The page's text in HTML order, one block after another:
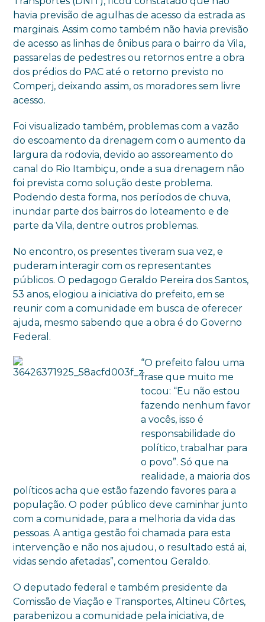
havia previsão de agulhas de acesso da estrada as
marginais. Assim como também não havia previsão
de acesso as linhas de ônibus para o bairro da Vila,
passarelas de pedestres ou retornos entre a obra
dos prédios do PAC até o retorno previsto no
Comperj, deixando assim, os moradores sem livre
acesso.
Foi visualizado também, problemas com a vazão
do escoamento da drenagem com o aumento da
largura da rodovia, devido ao assoreamento do
canal do Rio Itambiçu, onde a sua drenagem não
foi prevista como solução deste problema.
Podendo desta forma, nos períodos de chuva,
inundar parte dos bairros do loteamento e de
parte da Vila, dentre outros problemas.
No encontro, os presentes tiveram sua vez, e
puderam interagir com os representantes
públicos. O pedagogo Geraldo Pereira dos Santos,
53 anos, elogiou a iniciativa do prefeito, em se
reunir com a comunidade em busca de oferecer
ajuda, mesmo sabendo que a obra é do Governo
Federal.
“O prefeito falou uma
frase que muito me
tocou: “Eu não estou
fazendo nenhum favor
a vocês, isso é
responsabilidade do
político, trabalhar para
o povo”. Só que na
realidade, a maioria dos
políticos acha que estão fazendo favores para a
população. O poder público deve caminhar junto
com a comunidade, para a melhoria da vida das
pessoas. A antiga gestão foi chamada para esta
intervenção e não nos ajudou, o resultado está ai,
vidas sendo afetadas”, comentou Geraldo.
O deputado federal e também presidente da
Comissão de Viação e Transportes, Altineu Côrtes,
parabenizou a comunidade pela iniciativa, de